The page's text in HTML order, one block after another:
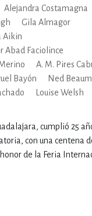
Alejandra Costamagna
Gila Almagor
Aikin
Abad Faciolince
A. M. Pires
Bayón
Ned
Louise Welsh
cumplió 25
con una centena
de la Feria